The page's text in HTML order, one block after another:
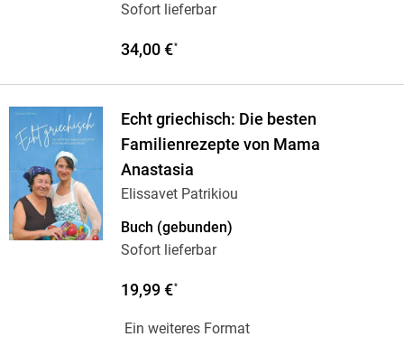
Sofort lieferbar
34,00 €*
Echt griechisch: Die besten
Familienrezepte von Mama
Anastasia
Elissavet Patrikiou
Buch (gebunden)
Sofort lieferbar
19,99 €*
Ein weiteres Format